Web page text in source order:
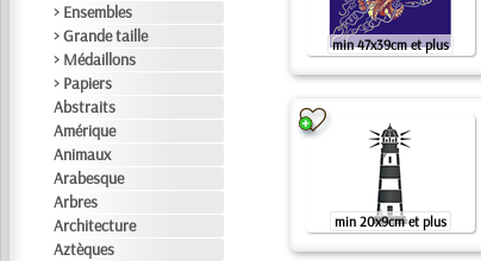
> Ensembles
> Grande taille
> Médaillons
> Papiers
Abstraits
Amérique
Animaux
Arabesque
Arbres
Architecture
Aztèques
min 47x39cm et plus
min 20x9cm et plus